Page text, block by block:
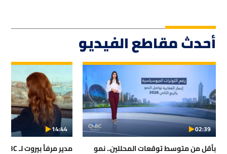
أحدث مقاطع الفيديو
02:39
بأقل من متوسط توقعات المحللين.. نمو
14:44